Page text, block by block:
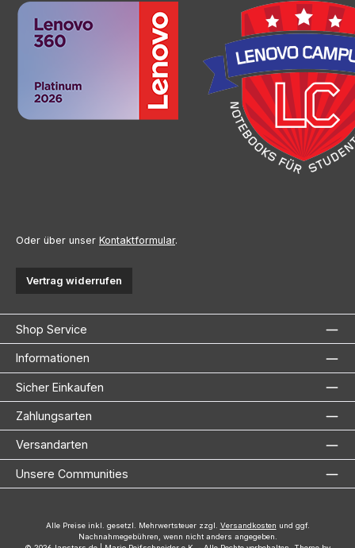
Oder über unser Kontaktformular.
Vertrag widerrufen
Shop Service
Informationen
Sicher Einkaufen
Zahlungsarten
Versandarten
Unsere Communities
Alle Preise inkl. gesetzl. Mehrwertsteuer zzgl. Versandkosten und ggf.
Nachnahmegebühren, wenn nicht anders angegeben.